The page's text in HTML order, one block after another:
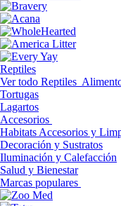
Reptiles
Ver todo Reptiles
Tortugas
Lagartos
Accesorios
Habitats Accesorios y
Decoración y Sustratos
Iluminación y Calefacción
Salud y Bienestar
Marcas populares